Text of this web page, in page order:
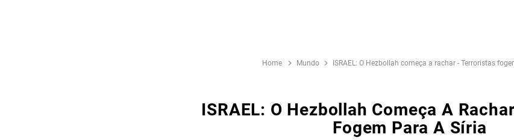
Home Mundo ISRAEL: O Hezbollah começa a rachar - Terroristas
ISRAEL: O Hezbollah Começa A
Fogem Para A Síria